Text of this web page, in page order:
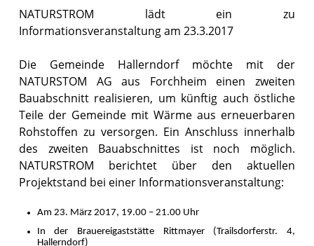
NATURSTROM lädt ein zu
Informationsveranstaltung am 23.3.2017
Die Gemeinde Hallerndorf möchte mit der
NATURSTOM AG aus Forchheim einen zweiten
Bauabschnitt realisieren, um künftig auch östliche
Teile der Gemeinde mit Wärme aus erneuerbaren
Rohstoffen zu versorgen. Ein Anschluss innerhalb
des zweiten Bauabschnittes ist noch möglich.
NATURSTROM berichtet über den aktuellen
Projektstand bei einer Informationsveranstaltung:
Am 23. März 2017, 19.00 – 21.00 Uhr
In der Brauereigaststätte Rittmayer (Trailsdorferstr. 4,
Hallerndorf)